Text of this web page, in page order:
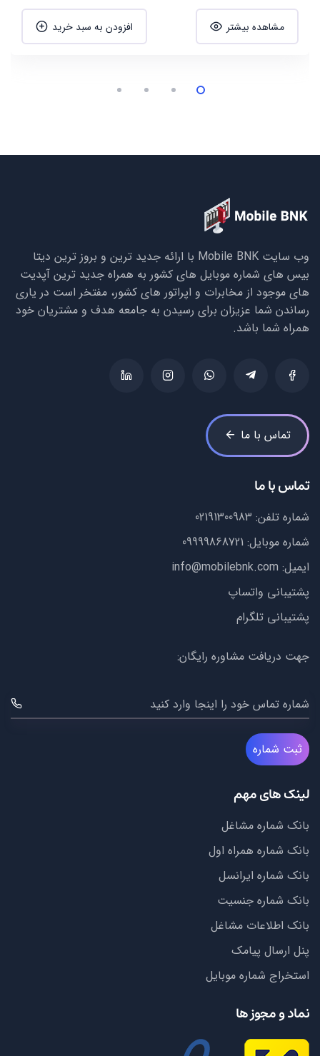
مشاهده بیشتر افزودن به سبد خرید
وب سایت Mobile BNK با ارائه جدید ترین و بروز ترین دیتا
بیس های شماره موبایل های کشور به همراه جدید ترین آپدیت
های موجود از مخابرات و اپراتور های کشور، مفتخر است در یاری
رساندن شما عزیزان برای رسیدن به جامعه هدف و مشتریان خود
همراه شما باشد.
تماس با ما
تماس با ما
شماره تلفن: 02191300983
شماره موبایل: 09999868721
ایمیل: info@mobilebnk.com
پشتیبانی واتساپ
پشتیبانی تلگرام
جهت دریافت مشاوره رایگان:
شماره تماس خود را اینجا وارد کنید
ثبت شماره
لینک های مهم
بانک شماره مشاغل
بانک شماره همراه اول
بانک شماره ایرانسل
بانک شماره جنسیت
بانک اطلاعات مشاغل
پنل ارسال پیامک
استخراج شماره موبایل
نماد و مجوز ها